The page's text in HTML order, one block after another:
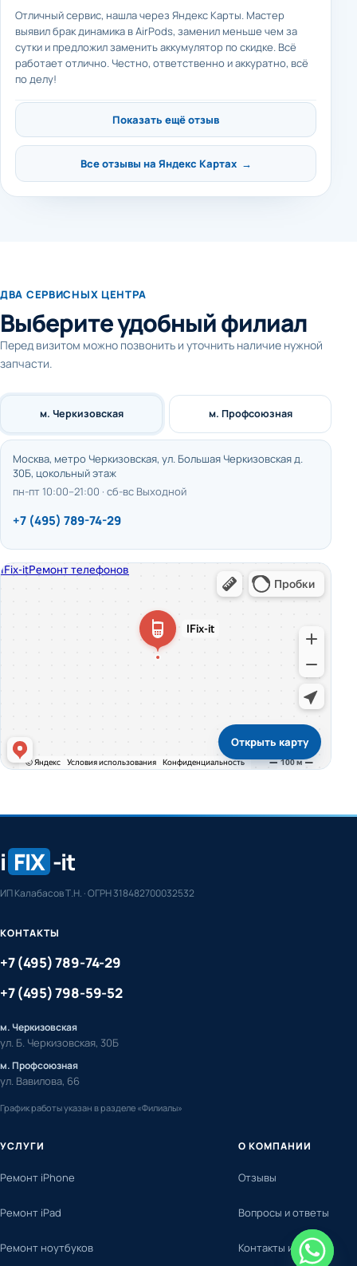
Отличный сервис, нашла через Яндекс Карты. Мастер
выявил брак динамика в AirPods, заменил меньше чем за
сутки и предложил заменить аккумулятор по скидке. Всё
работает отлично. Честно, ответственно и аккуратно, всё
по делу!
Показать ещё отзыв
Все отзывы на Яндекс Картах →
ДВА СЕРВИСНЫХ ЦЕНТРА
Выберите удобный филиал
Перед визитом можно позвонить и уточнить наличие нужной
запчасти.
м. Черкизовская
Москва, метро Черкизовская, ул. Большая Черкизовская д.
30Б, цокольный этаж
пн-пт 10:00–21:00 · сб-вс Выходной
+7 (495) 789-74-29
м. Профсоюзная
Открыть карту
i FIX -it
ИП Калабасов Т.Н. · ОГРН 318482700032532
УСЛУГИ
Ремонт iPhone
Ремонт iPad
Ремонт ноутбуков
О КОМПАНИИ
Отзывы
Вопросы и ответы
Контакты и адреса
КОНТАКТЫ
+7 (495) 789-74-29
+7 (495) 798-59-52
м. Черкизовская
ул. Б. Черкизовская, 30Б
м. Профсоюзная
ул. Вавилова, 66
График работы указан в разделе «Филиалы»